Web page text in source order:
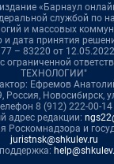
«Барнаул
службой по
и массовых
и дата принятия
– 83220 от 12.05.2022
ограниченной
ТЕХНОЛОГИИ"
Ефремов
Россия, Новосибирск,
8 (912) 222-00-14
адрес редакции:
Роскомнадзора и
juristnsk@shkulev.ru